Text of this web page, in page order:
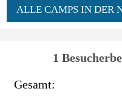
ALLE CAMPS IN DER
1
Gesamt: